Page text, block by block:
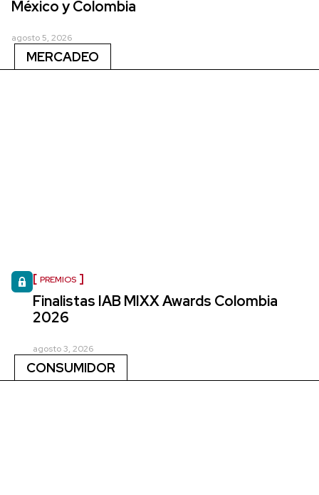
México y Colombia
agosto 5, 2026
MERCADEO
PREMIOS
Finalistas IAB MIXX Awards Colombia
2026
agosto 3, 2026
CONSUMIDOR